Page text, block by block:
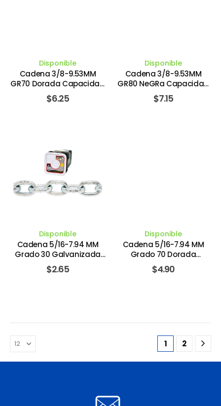
Disponible
Cadena 3/8-9.53MM
GR70 Dorada Capacidad
2,994 KG / 6,600 Lbs.
COLUMBUS MCKINNON
$6.25
Disponible
Cadena 3/8-9.53MM
GR80 NeGRa Capacidad
3,221 KG / 7,100 Lbs.
COLUMBUS MCKINNON
$7.15
Disponible
Cadena 5/16-7.94 MM
Grado 30 Galvanizada
Capacidad 860 Kg/1900
Lbs. BARON MFG.
$2.65
Disponible
Cadena 5/16-7.94 MM
Grado 70 Dorada
Capacidad 2132 Kg/4700
Lbs. COLUMBUS MCKINNON
$4.90
1 2